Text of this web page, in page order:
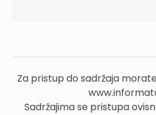
Za pristup do sadržaja
Sadržajima se pristupa